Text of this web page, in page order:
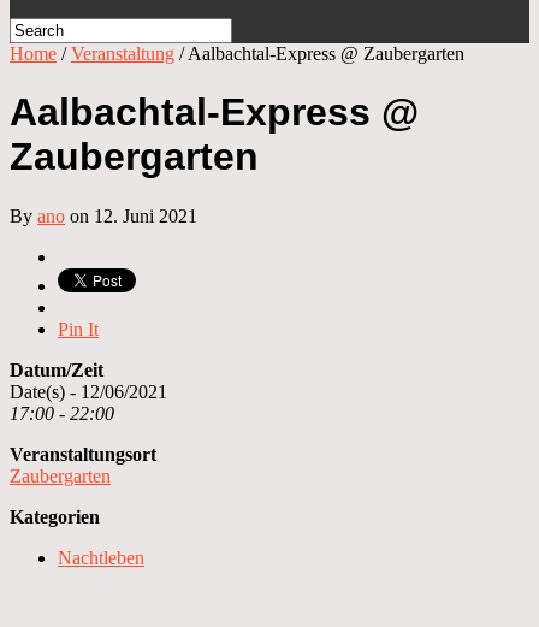
Home /Veranstaltung /Aalbachtal-Express @ Zaubergarten
Aalbachtal-Express @
Zaubergarten
By ano on 12. Juni 2021
Pin It
Datum/Zeit
Date(s) - 12/06/2021
17:00 - 22:00
Veranstaltungsort
Zaubergarten
Kategorien
Nachtleben